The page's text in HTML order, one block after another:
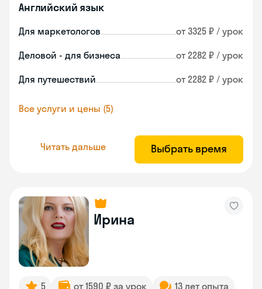
Английский язык
Для маркетологов от 3325 ₽ / урок
Деловой - для бизнеса от 2282 ₽ / урок
Для путешествий от 2282 ₽ / урок
Все услуги и цены (5)
Читать дальше Выбрать время
Ирина
5 от 1590 ₽ за урок 13 лет опыта